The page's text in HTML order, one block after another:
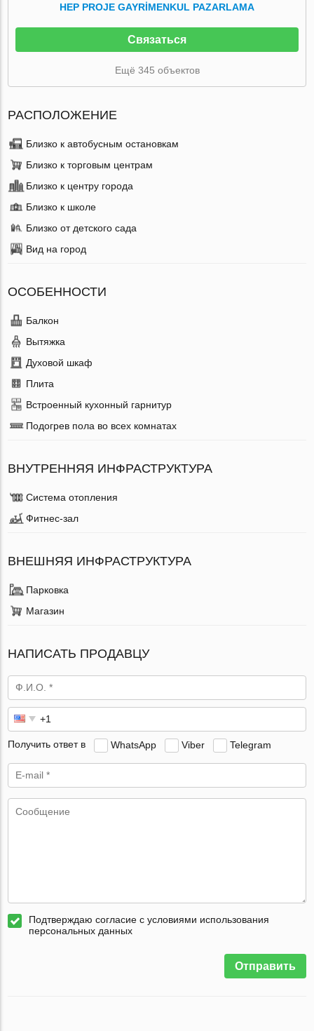
HEP PROJE GAYRİMENKUL PAZARLAMA
Связаться
Ещё 345 объектов
РАСПОЛОЖЕНИЕ
Близко к автобусным остановкам
Близко к торговым центрам
Близко к центру города
Близко к школе
Близко от детского сада
Вид на город
ОСОБЕННОСТИ
Балкон
Вытяжка
Духовой шкаф
Плита
Встроенный кухонный гарнитур
Подогрев пола во всех комнатах
ВНУТРЕННЯЯ ИНФРАСТРУКТУРА
Система отопления
Фитнес-зал
ВНЕШНЯЯ ИНФРАСТРУКТУРА
Парковка
Магазин
НАПИСАТЬ ПРОДАВЦУ
Получить ответ в WhatsApp Viber Telegram
Подтверждаю согласие с условиями использования
персональных данных
Отправить